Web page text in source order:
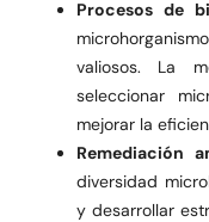
Procesos de
valiosos. La
seleccionar
mejorar la
Remediación
diversidad
y desarrollar